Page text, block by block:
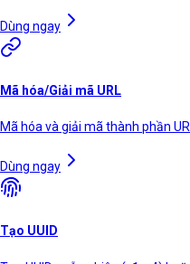
Dùng ngay
Mã hóa/Giải mã URL
Mã hóa và giải mã thành phần
Dùng ngay
Tạo UUID